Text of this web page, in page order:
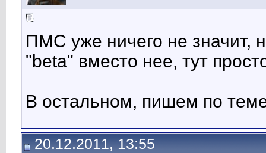
ПМС уже ничего не значит,
"beta" вместо нее, тут
В остальном, пишем по
20.12.2011, 13:55